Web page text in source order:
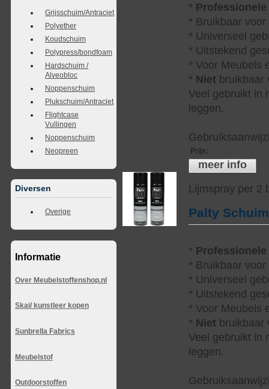
Grijsschuim/Antraciet
Polyether
Koudschuim
Polypress/bondfoam
Hardschuim /
Alveobloc
Noppenschuim
Plukschuim/Antraciet
Flightcase
Vullingen
Noppenschuim
Neopreen
Diversen
Overige
Informatie
Over Meubelstoffenshop.nl
Skai/ kunstleer kopen
Sunbrella Fabrics
Meubelstof
Outdoorstoffen
* Professionele
* Bruikbaar
* Universeel
* Uitstekend
* Voor Meubels
* Niet bruikbaar
Veel gebruikt in
leggen.
Prijs:
meer info
Lijmspray per 2
Palty
* Professionele
* Bruikbaar
* Universeel
* Uitstekend
* Voor Meubels
* Niet bruikbaar
Veel gebruikt in
leggen.